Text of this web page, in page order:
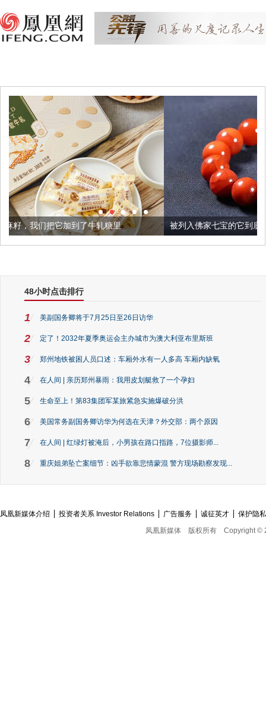
牛轧糖里 被列入佛家七宝的它到底有多美？
48小时点击排行
1 美副国务卿将于7月25日至26日访华
2 定了！2032年夏季奥运会主办城市为澳大利亚布里斯班
3 郑州地铁被困人员口述：车厢外水有一人多高 车厢内缺氧
4 在人间 | 亲历郑州暴雨：我用皮划艇救了一个孕妇
5 生命至上！第83集团军某旅紧急实施爆破分洪
6 美国常务副国务卿访华为何选在天津？外交部：两个原因
7 在人间 | 红绿灯被淹后，小男孩在路口指路，7位摄影师...
8 重庆姐弟坠亡案细节：凶手欲靠悲情蒙混 警方现场勘察发现...
凤凰新媒体介绍 投资者关系 Investor Relations 广告服务 诚征英才
保护隐
凤凰新媒体
版权所有 Copyright ©